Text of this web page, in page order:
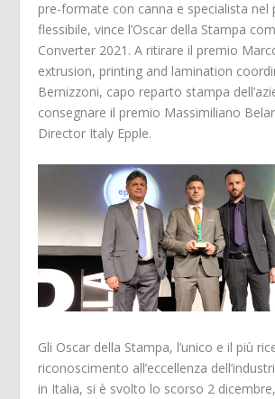
pre-formate con canna e specialista nel
flessibile, vince l’Oscar della Stampa
Converter 2021. A ritirare il premio
extrusion, printing and lamination
Bernizzoni, capo reparto stampa
consegnare il premio Massimiliano
Director Italy Epple.
Gli Oscar della Stampa, l’unico e il più
riconoscimento all’eccellenza
in Italia, si è svolto lo scorso 2